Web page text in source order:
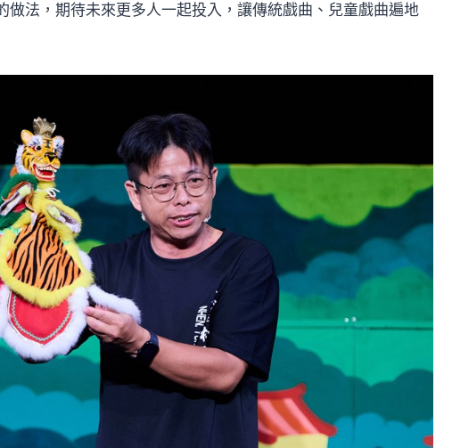
做法，期待未來更多人一起投入，讓傳統戲曲、兒童戲曲遍地